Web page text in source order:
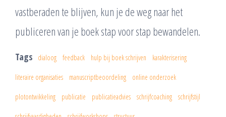
vastberaden te blijven, kun je de weg naar het
publiceren van je boek stap voor stap bewandelen.
Tags dialoog feedback hulp bij boek schrijven karakterisering
literaire organisaties manuscriptbeoordeling online onderzoek
plotontwikkeling publicatie publicatieadvies schrijfcoaching schrijfstijl